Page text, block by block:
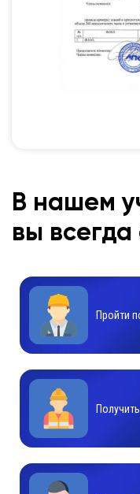
В нашем
вы
Пройти